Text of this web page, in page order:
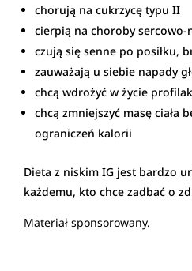
chorują na cukrzycę typu II
cierpią na choroby sercowo-
czują się senne po posiłku,
zauważają u siebie napady
chcą wdrożyć w życie
chcą zmniejszyć masę ciała
ograniczeń kalorii
Dieta z niskim IG jest bardzo
każdemu, kto chce zadbać o
Materiał sponsorowany.